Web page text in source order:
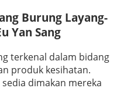
Burung Layang-
Yan Sang
terkenal dalam bidang
produk kesihatan.
dimakan mereka